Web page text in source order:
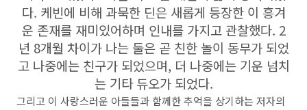
다. 케빈에 비해 과묵한 딘은 새롭게 등장한 이 흥겨
운 존재를 재미있어하며 인내를 가지고 관찰했다. 2
년 8개월 차이가 나는 둘은 곧 친한 놀이 동무가 되었
고 나중에는 친구가 되었으며, 더 나중에는 기운 넘치
는 기타 듀오가 되었다.
그리고 이 사랑스러운 아들들과 함께한 추억을 상기하는 저자의